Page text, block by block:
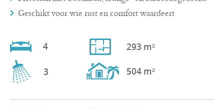
Geschikt voor wie rust en comfort waardeert
4
3
293 m²
504 m²